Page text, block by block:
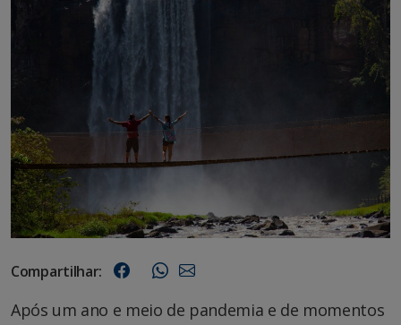
Compartilhar:
Após um ano e meio de pandemia e de momentos